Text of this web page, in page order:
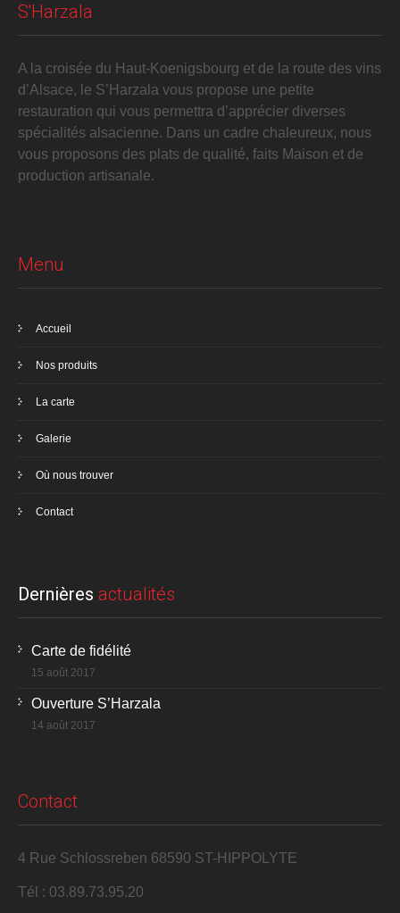
S'Harzala
A la croisée du Haut-Koenigsbourg et de la route des vins
d’Alsace, le S’Harzala vous propose une petite
restauration qui vous permettra d’apprécier diverses
spécialités alsacienne. Dans un cadre chaleureux, nous
vous proposons des plats de qualité, faits Maison et de
production artisanale.
Menu
Accueil
Nos produits
La carte
Galerie
Où nous trouver
Contact
Dernières actualités
Carte de fidélité
15 août 2017
Ouverture S’Harzala
14 août 2017
Contact
4 Rue Schlossreben 68590 ST-HIPPOLYTE
Tél : 03.89.73.95.20